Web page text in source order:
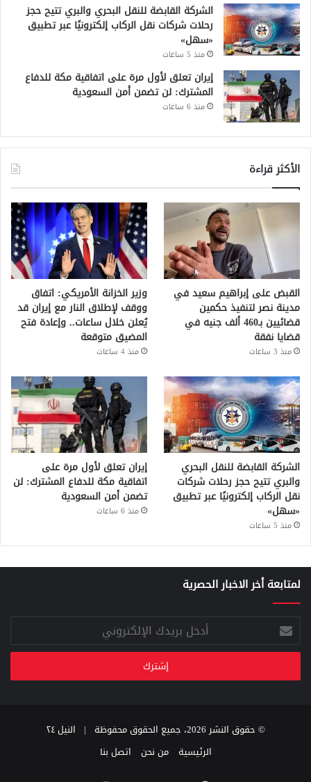
الشركة القابضة للنقل البحري والبري تتيح حجز
رحلات شركات نقل الركاب إلكترونيًا عبر تطبيق
«سهل»
منذ 5 ساعات
إيران تعلق لأول مرة على اتفاقية مكة للدفاع
المشترك: لن تضمن أمن السعودية
منذ 6 ساعات
الأكثر قراءة
القبض على إبراهيم سعيد في
مدينة نصر لتنفيذ حكمين
قضائيين بـ460 ألف جنيه في
قضايا نفقة
منذ 3 ساعات
وزير الخزانة الأمريكي: اتفاق
ووقف لإطلاق النار مع إيران قد
يُعلن خلال ساعات.. وإعادة فتح
المضيق متوقعة
منذ 4 ساعات
الشركة القابضة للنقل البحري
والبري تتيح حجز رحلات شركات
نقل الركاب إلكترونيًا عبر تطبيق
«سهل»
منذ 5 ساعات
إيران تعلق لأول مرة على
اتفاقية مكة للدفاع المشترك: لن
تضمن أمن السعودية
منذ 6 ساعات
لمتابعة أخر الاخبار الحصرية
أدخل
بريدك
الإلكتروني
© حقوق النشر 2026، جميع الحقوق محفوظة |
النيل ٢٤
الرئيسية
من نحن اتصل بنا